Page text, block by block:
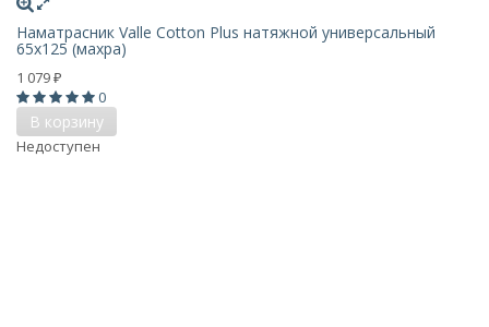
Наматрасник Valle Cotton Plus натяжной универсальный
65х125 (махра)
1 079 ₽
0
В корзину
Недоступен